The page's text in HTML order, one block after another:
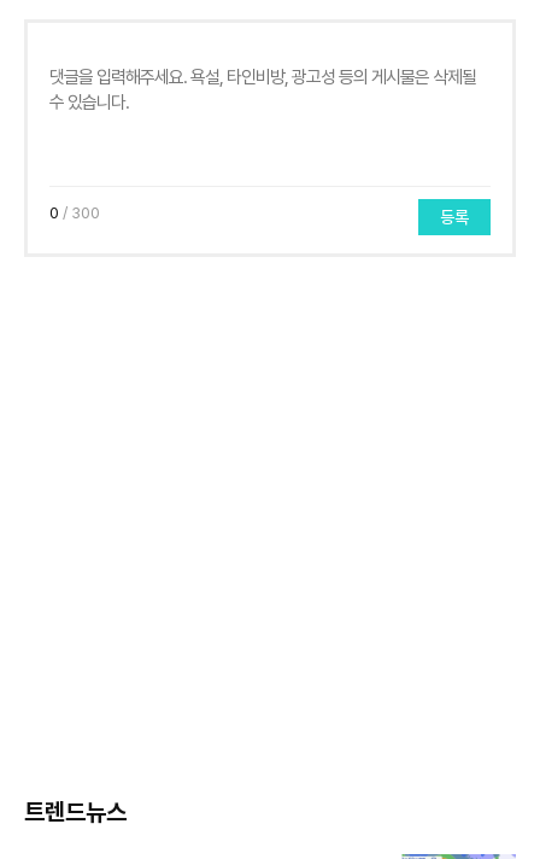
0 / 300 등록
트렌드뉴스